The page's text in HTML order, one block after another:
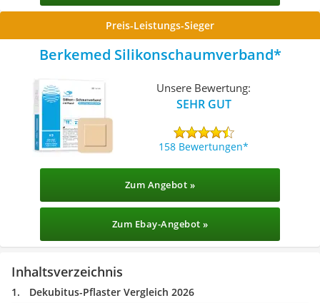
Preis-Leistungs-Sieger
Berkemed Silikonschaumverband
Unsere Bewertung:
SEHR GUT
158 Bewertungen
Zum Angebot »
Zum Ebay-Angebot »
Inhaltsverzeichnis
Dekubitus-Pflaster Vergleich 2026